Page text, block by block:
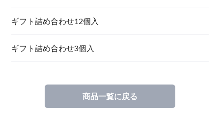
ギフト詰め合わせ12個入
ギフト詰め合わせ3個入
商品一覧に戻る